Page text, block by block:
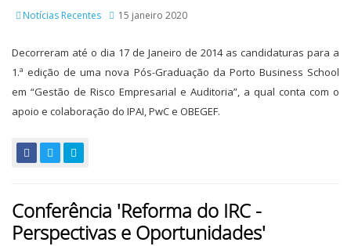
Notícias Recentes 15 janeiro 2020
Decorreram até o dia 17 de Janeiro de 2014 as candidaturas para a
1.ª edição de uma nova Pós-Graduação da Porto Business School
em “Gestão de Risco Empresarial e Auditoria”, a qual conta com o
apoio e colaboração do IPAI, PwC e OBEGEF.
Conferência 'Reforma do IRC -
Perspectivas e Oportunidades'